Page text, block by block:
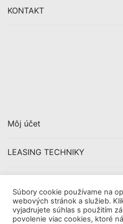
KONTAKT
Môj účet
LEASING TECHNIKY
Súbory cookie používame na
webových stránok a služieb.
vyjadrujete súhlas s použitím
povolenie viac cookies, ktoré